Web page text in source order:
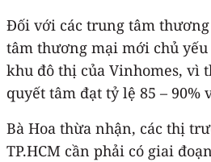
Đối với các trung tâm
tâm thương mại mới chủ
khu đô thị của Vinhomes, vì
quyết tâm đạt tỷ lệ 85 – 90%
Bà Hoa thừa nhận, các thị
TP.HCM cần phải có giai